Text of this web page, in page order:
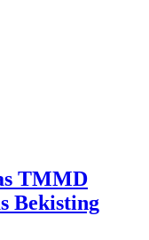
TMMD
Bekisting